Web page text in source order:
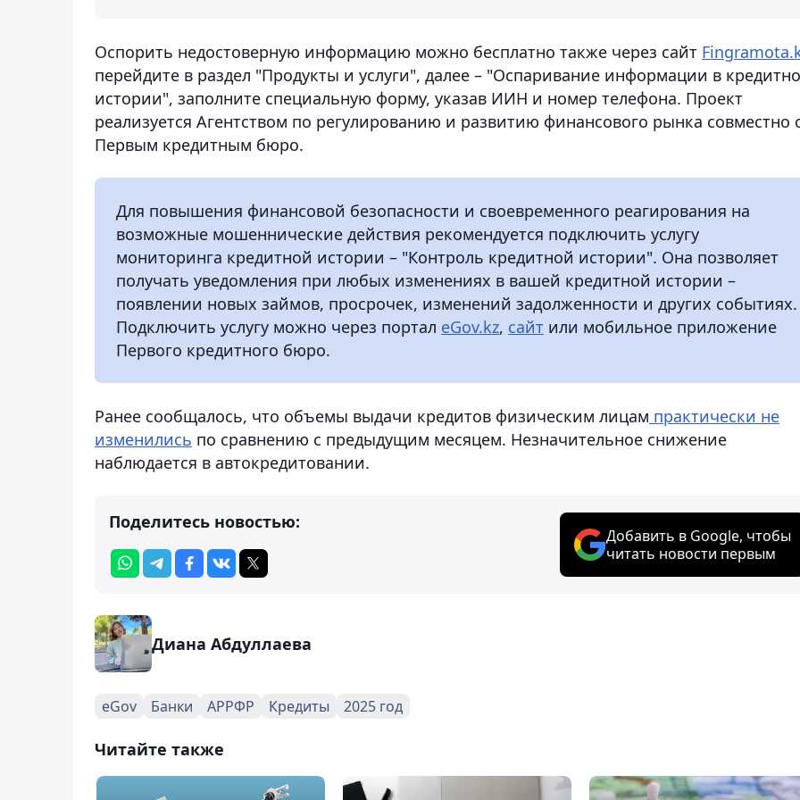
Оспорить недостоверную информацию можно бесплатно также через сайт
перейдите в раздел "Продукты и услуги", далее – "Оспаривание информации в
истории", заполните специальную форму, указав ИИН и номер телефона. Проект
реализуется Агентством по регулированию и развитию финансового рынка совместно
Первым кредитным бюро.
Для повышения финансовой безопасности и своевременного реагирования на
возможные мошеннические действия рекомендуется подключить услугу
мониторинга кредитной истории – "Контроль кредитной истории". Она позволяет
получать уведомления при любых изменениях в вашей кредитной истории –
появлении новых займов, просрочек, изменений задолженности и других событиях.
Подключить услугу можно через портал eGov.kz, сайт или мобильное приложение
Первого кредитного бюро.
Ранее сообщалось, что объемы выдачи кредитов физическим лицам практически не
изменились по сравнению с предыдущим месяцем. Незначительное снижение
наблюдается в автокредитовании.
Поделитесь новостью:
Добавить в Google, чтобы
читать новости первым
Диана Абдуллаева
eGov Банки АРРФР Кредиты 2025 год
Читайте также